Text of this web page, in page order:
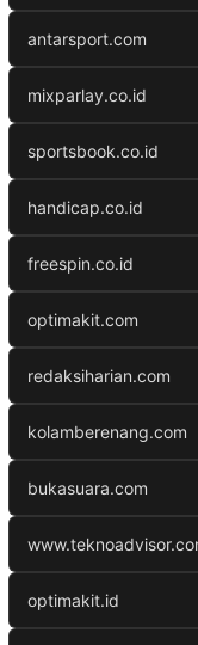
antarsport.com
mixparlay.co.id
sportsbook.co.id
handicap.co.id
freespin.co.id
optimakit.com
redaksiharian.com
kolamberenang.com
bukasuara.com
optimakit.id